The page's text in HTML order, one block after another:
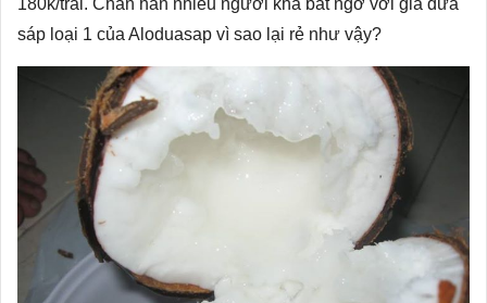
180k/trái. Chắn hẳn nhiều người khá bất ngờ với giá dừa
sáp loại 1 của Aloduasap vì sao lại rẻ như vậy?